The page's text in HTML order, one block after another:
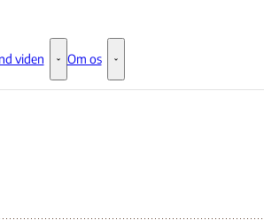
til Udlændingenævnet - Flere links
viden Find viden - Flere links
Om os Om os - Flere links